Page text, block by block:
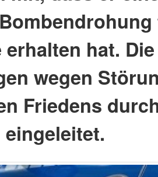
hat.
wegen
Friedens